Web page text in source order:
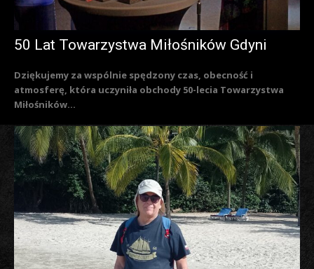
50 Lat Towarzystwa Miłośników Gdyni
Dziękujemy za wspólnie spędzony czas, obecność i
atmosferę, która uczyniła obchody 50-lecia Towarzystwa
Miłośników...